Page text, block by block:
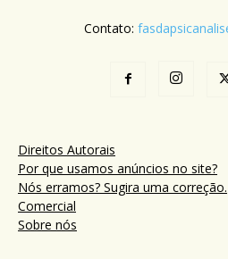
Contato:
Direitos Autorais
Por que usamos anúncios no site?
Nós erramos? Sugira uma correção.
Comercial
Sobre nós